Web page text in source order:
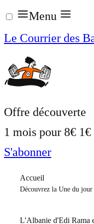
Aller
au
contenu
Menu
Le Courrier des
Offre découverte
1 mois pour 8€ 1€
S'abonner
Accueil
Découvrez la Une du jour
L'Albanie d'Edi Rama